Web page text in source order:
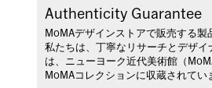
Authenticity Guarantee
MoMAデザインストアで販売する
私たちは、丁寧なリサーチとデザ
は、ニューヨーク近代美術館（
MoMAコレクションに収蔵されてい